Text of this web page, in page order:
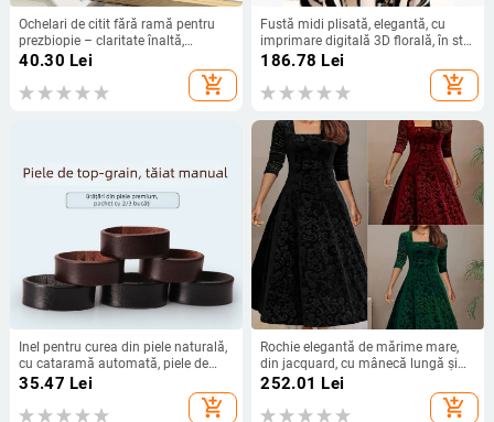
Ochelari de citit fără ramă pentru
prezbiopie – claritate înaltă,
protecție anti-lumină albastră, ramă
40.30 Lei
add_shopping_cart
Fustă midi plisată, elegantă, cu
imprimare digitală 3D florală, în stil
chinezesc, pentru femei
186.78 Lei
add_shopping_cart
Inel pentru curea din piele naturală,
cu cataramă automată, piele de
vită, primul strat, lățime 2-4 cm
35.47 Lei
add_shopping_cart
Rochie elegantă de mărime mare,
din jacquard, cu mânecă lungă și
guler pătrat, din catifea, mărime
americană, 2024
252.01 Lei
add_shopping_cart